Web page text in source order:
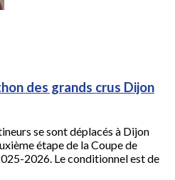
des grands crus Dijon
se sont déplacés à Dijon
étape de la Coupe de
2026. Le conditionnel est de